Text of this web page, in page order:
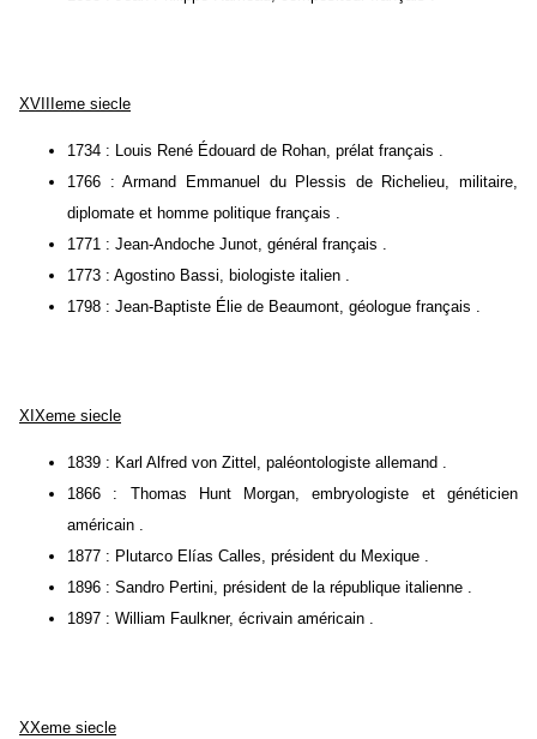
XVIIIeme siecle
1734 : Louis René Édouard de Rohan, prélat français .
1766 : Armand Emmanuel du Plessis de Richelieu, militaire,
diplomate et homme politique français .
1771 : Jean-Andoche Junot, général français .
1773 : Agostino Bassi, biologiste italien .
1798 : Jean-Baptiste Élie de Beaumont, géologue français .
XIXeme siecle
1839 : Karl Alfred von Zittel, paléontologiste allemand .
1866 : Thomas Hunt Morgan, embryologiste et généticien
américain .
1877 : Plutarco Elías Calles, président du Mexique .
1896 : Sandro Pertini, président de la république italienne .
1897 : William Faulkner, écrivain américain .
XXeme siecle